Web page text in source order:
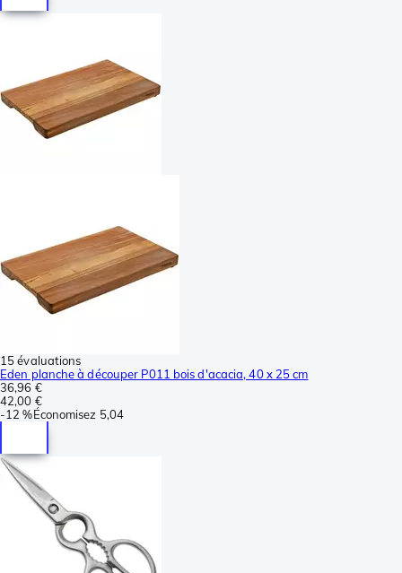
15 évaluations
Eden planche à découper P011 bois d'acacia, 40 x 25 cm
36,96 €
42,00 €
-12 %Économisez 5,04